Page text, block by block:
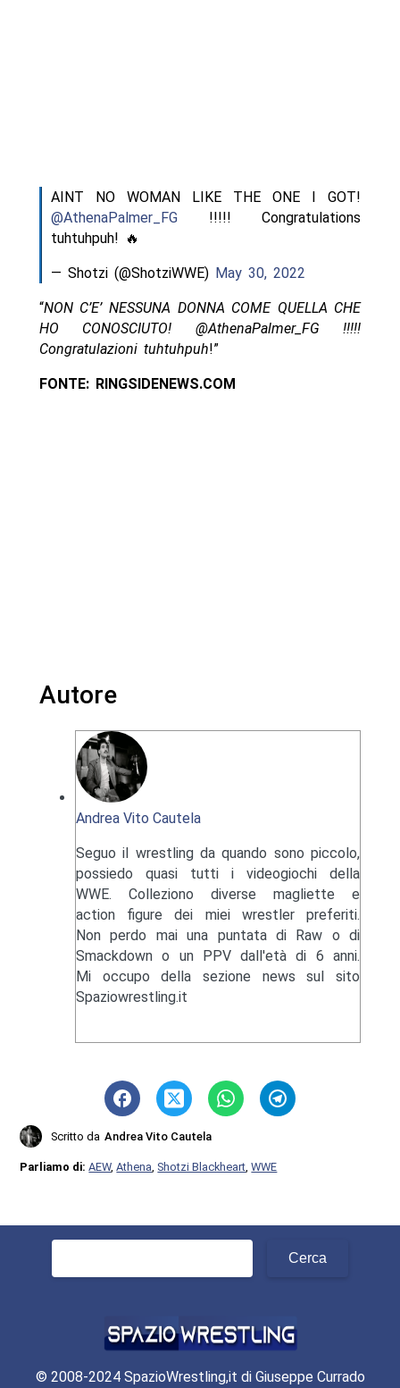
AINT NO WOMAN LIKE THE ONE I GOT!
@AthenaPalmer_FG!!!!! Congratulations
tuhtuhpuh! 🔥
— Shotzi (@ShotziWWE) May 30, 2022
“NON C’E’ NESSUNA DONNA COME QUELLA CHE
HO CONOSCIUTO! @AthenaPalmer_FG !!!!!
Congratulazioni tuhtuhpuh!”
FONTE: RINGSIDENEWS.COM
Autore
Andrea Vito Cautela
Seguo il wrestling da quando sono piccolo,
possiedo quasi tutti i videogiochi della
WWE. Colleziono diverse magliette e
action figure dei miei wrestler preferiti.
Non perdo mai una puntata di Raw o di
Smackdown o un PPV dall'età di 6 anni.
Mi occupo della sezione news sul sito
Spaziowrestling.it
Scritto da Andrea Vito Cautela
Parliamo di:AEW,Athena ,Shotzi Blackheart ,WWE
© 2008-2024 SpazioWrestling,it di Giuseppe Currado